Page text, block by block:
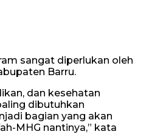
sangat diperlukan oleh
Barru.
dan kesehatan
dibutuhkan
bagian yang akan
MHG nantinya,” kata